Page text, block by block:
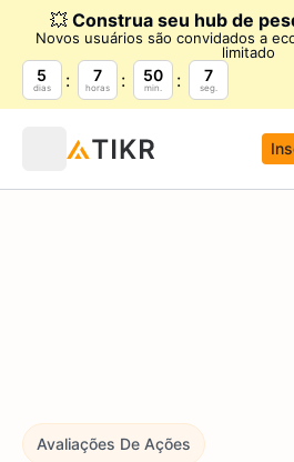
💥 Construa seu hub de
Novos usuários são convidados a
limitado
5
dias
7
horas
50
min.
6
seg.
Avaliações De Ações